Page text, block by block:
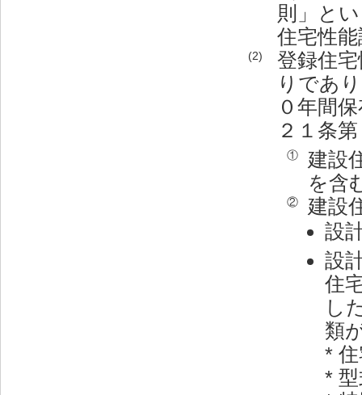
則」と
住宅性
(2)
登録住
りであ
０年間
２１条
①
建設
を含
②
建設
設
設
住
し
類
*
*